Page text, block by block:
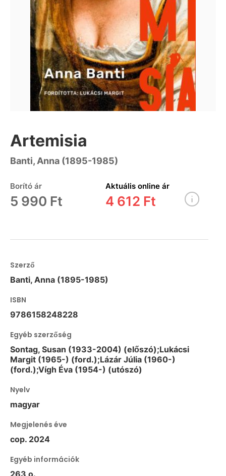
Artemisia
Banti, Anna (1895-1985)
Borító ár
5 990 Ft
Aktuális online ár
4 612 Ft
Szerző
Banti, Anna (1895-1985)
ISBN
9786158248228
Egyéb szerzőség
Sontag, Susan (1933-2004) (előszó);Lukácsi
Margit (1965-) (ford.);Lázár Júlia (1960-)
(ford.);Vígh Éva (1954-) (utószó)
Nyelv
magyar
Megjelenés éve
cop. 2024
Egyéb információk
263 o.